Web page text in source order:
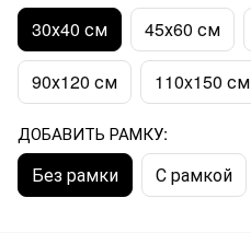
30х40 см 45х60 см
90х120 см 110x150 см
ДОБАВИТЬ РАМКУ:
Без рамки С рамкой